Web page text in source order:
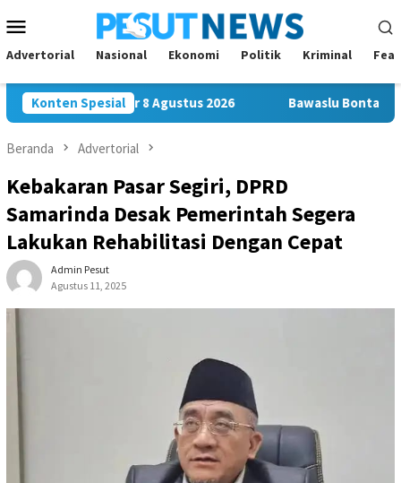
ke
kontenMobile
Advertorial Nasional Ekonomi Politik Kriminal
Konten Spesial
Siap Digelar 8 Agustus 2026 Bawaslu Bontang dan
Beranda Advertorial
Kebakaran Pasar Segiri, DPRD
Samarinda Desak Pemerintah Segera
Lakukan Rehabilitasi Dengan Cepat
Admin Pesut
Agustus 11, 2025